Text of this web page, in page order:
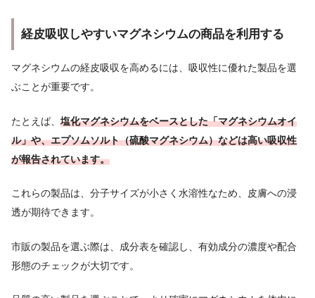
経皮吸収しやすいマグネシウムの商品を利用する
マグネシウムの経皮吸収を高めるには、吸収性に優れた製品を選
ぶことが重要です。
たとえば、 塩化マグネシウムをベースとした「マグネシウムオイ
ル」や、エプソムソルト（硫酸マグネシウム）などは高い吸収性
が報告されています。
これらの製品は、分子サイズが小さく水溶性なため、皮膚への浸
透が期待できます。
市販の製品を選ぶ際は、成分表を確認し、有効成分の濃度や配合
形態のチェックが大切です。